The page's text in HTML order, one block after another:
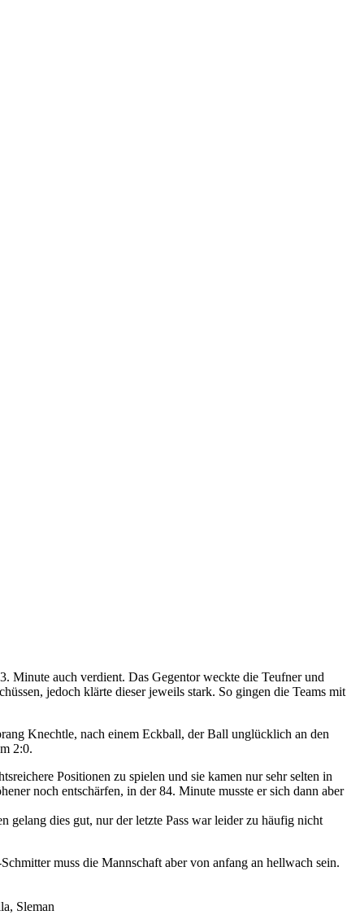
Minute auch verdient. Das Gegentor weckte die Teufner und
jedoch klärte dieser jeweils stark. So gingen die Teams mit
Knechtle, nach einem Eckball, der Ball unglücklich an den
2:0.
Positionen zu spielen und sie kamen nur sehr selten in
noch entschärfen, in der 84. Minute musste er sich dann aber
gelang dies gut, nur der letzte Pass war leider zu häufig nicht
muss die Mannschaft aber von anfang an hellwach sein.
Sleman